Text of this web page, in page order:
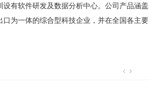
有软件研发及数据分析中心。公司产品涵盖
为一体的综合型科技企业，并在全国各主要